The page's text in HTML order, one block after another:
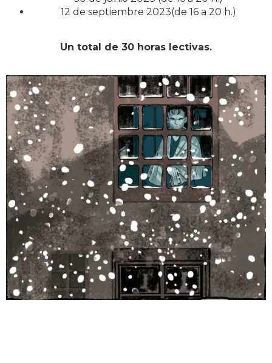
12 de septiembre 2023(de 16 a 20 h.)​
Un total de 30 horas lectivas.